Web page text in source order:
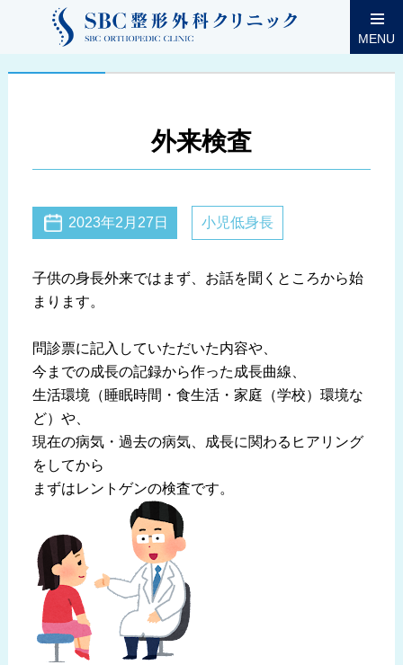
MENU
外来検査
2023年2月27日 小児低身長
子供の身長外来ではまず、お話を聞くところから始
まります。
問診票に記入していただいた内容や、
今までの成長の記録から作った成長曲線、
生活環境（睡眠時間・食生活・家庭（学校）環境な
ど）や、
現在の病気・過去の病気、成長に関わるヒアリング
をしてから
まずはレントゲンの検査です。